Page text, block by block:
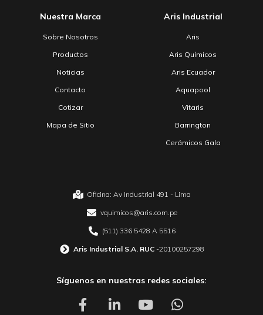
Oficina: Av Industrial 491 - Lima
vquimicos@aris.com.pe
(511) 336 5428 A 5516
Aris Industrial S.A. RUC -20100257298
Nuestra Marca
Sobre Nosotros
Productos
Noticias
Contacto
Cotizar
Mapa de Sitio
Aris Industrial
Aris
Aris Químicos
Aris Ecuador
Aquapool
Vitaris
Barrington
Cerámicos Gala
Síguenos en nuestras redes sociales: